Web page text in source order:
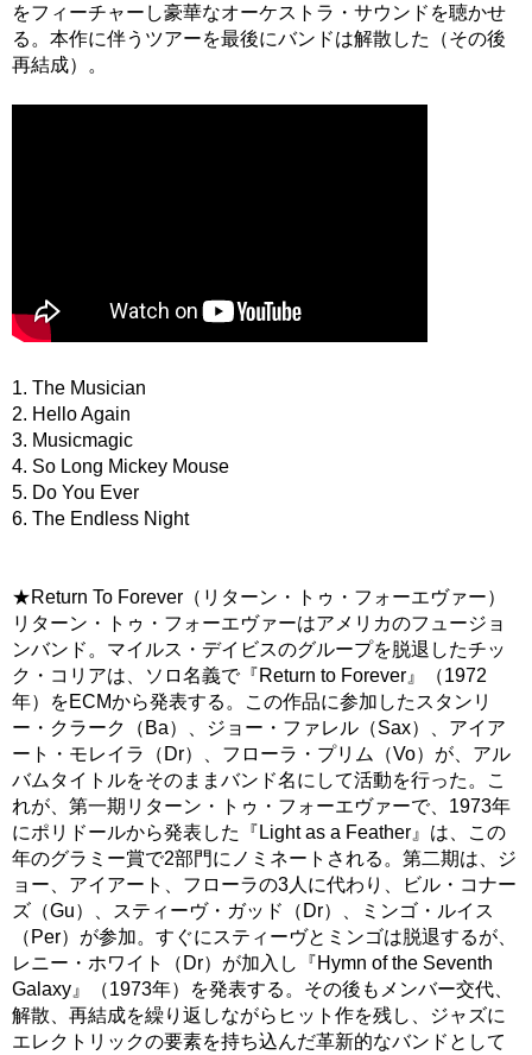
をフィーチャーし豪華なオーケストラ・サウンドを聴かせ
る。本作に伴うツアーを最後にバンドは解散した（その後
再結成）。
1. The Musician
2. Hello Again
3. Musicmagic
4. So Long Mickey Mouse
5. Do You Ever
6. The Endless Night
★Return To Forever（リターン・トゥ・フォーエヴァー）
リターン・トゥ・フォーエヴァーはアメリカのフュージョ
ンバンド。マイルス・デイビスのグループを脱退したチッ
ク・コリアは、ソロ名義で『Return to Forever』（1972
年）をECMから発表する。この作品に参加したスタンリ
ー・クラーク（Ba）、ジョー・ファレル（Sax）、アイア
ート・モレイラ（Dr）、フローラ・プリム（Vo）が、アル
バムタイトルをそのままバンド名にして活動を行った。こ
れが、第一期リターン・トゥ・フォーエヴァーで、1973年
にポリドールから発表した『Light as a Feather』は、この
年のグラミー賞で2部門にノミネートされる。第二期は、ジ
ョー、アイアート、フローラの3人に代わり、ビル・コナー
ズ（Gu）、スティーヴ・ガッド（Dr）、ミンゴ・ルイス
（Per）が参加。すぐにスティーヴとミンゴは脱退するが、
レニー・ホワイト（Dr）が加入し『Hymn of the Seventh
Galaxy』（1973年）を発表する。その後もメンバー交代、
解散、再結成を繰り返しながらヒット作を残し、ジャズに
エレクトリックの要素を持ち込んだ革新的なバンドとして